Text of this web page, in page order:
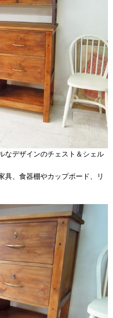
デザインのチェスト＆シェル
、食器棚やカップボード、リ